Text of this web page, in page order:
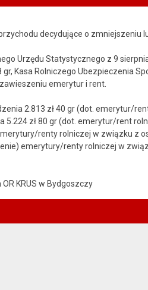
decydujące o zmniejszeniu
Urzędu Statystycznego z 9
gr, Kasa Rolniczego Ubezpieczenia
emerytur i rent.
2.813 zł 40 gr (dot. emerytur/
zł 80 gr (dot. emerytur/rent
renty rolniczej w związku z
emerytury/renty rolniczej w
KRUS w Bydgoszczy